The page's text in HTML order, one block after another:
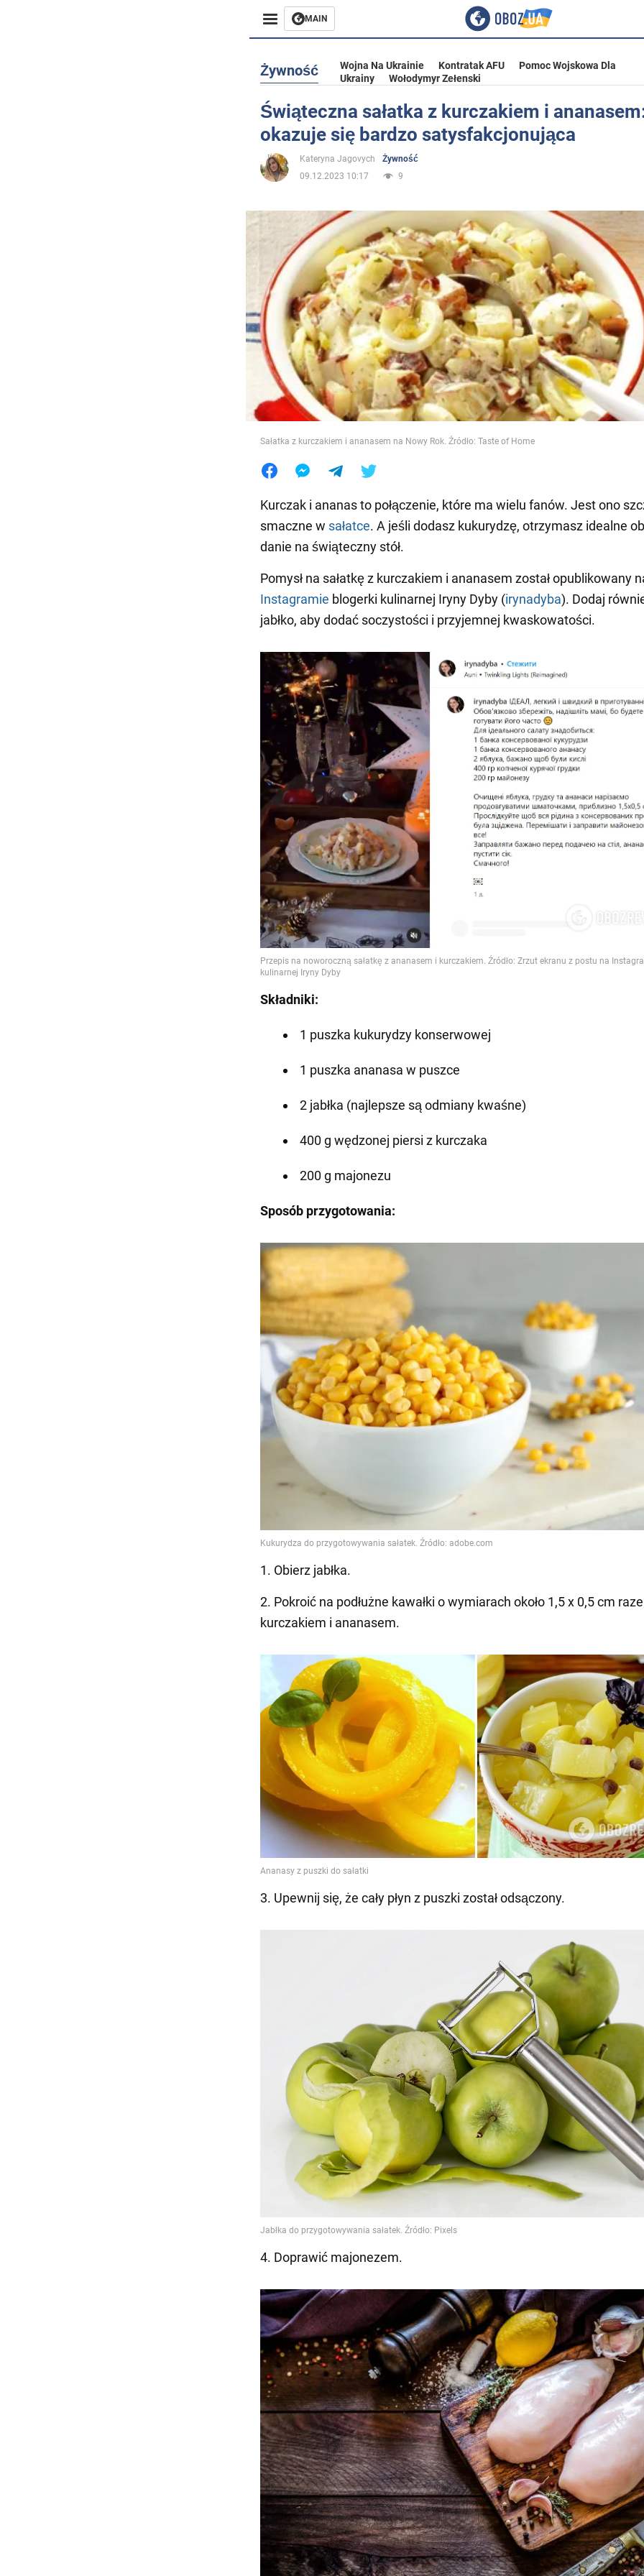
MAIN
Rozrywka
Życie
Społeczeństwo
Wojna na Ukrainie
Świat
Jedzenie
Żywność Wojna Na Ukrainie Kontratak AFU
Pomoc Wojskowa Dla
Ukrainy
Wołodymyr Zełenski
Świąteczna sałatka z kurczakiem i
okazuje się bardzo satysfakcjonująca
Kateryna Jagovych
Żywność
09.12.2023 10:17
9
Sałatka z kurczakiem i ananasem na Nowy Rok. Źródło: Taste of Home
Kurczak i ananas to połączenie, które ma wielu fanów. Jest ono
smaczne w sałatce. A jeśli dodasz kukurydzę, otrzymasz idealne
danie na świąteczny stół.
Pomysł na sałatkę z kurczakiem i ananasem został opublikowany
Instagramie blogerki kulinarnej Iryny Dyby (irynadyba). Dodaj
jabłko, aby dodać soczystości i przyjemnej kwaskowatości.
Składniki:
1 puszka kukurydzy konserwowej
1 puszka ananasa w puszce
2 jabłka (najlepsze są odmiany kwaśne)
400 g wędzonej piersi z kurczaka
200 g majonezu
Sposób przygotowania:
1. Obierz jabłka.
2. Pokroić na podłużne kawałki o wymiarach około 1,5 x 0,5 cm
kurczakiem i ananasem.
3. Upewnij się, że cały płyn z puszki został odsączony.
4. Doprawić majonezem.